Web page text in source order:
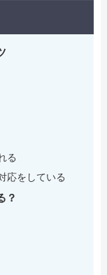
る
応をしている
？